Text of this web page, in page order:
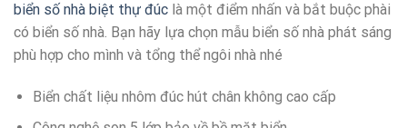
biển số nhà biệt thự đúc là một điểm nhấn và bắt buộc phài
có biển số nhà. Bạn hãy lựa chọn mẫu biển số nhà phát sáng
phù hợp cho mình và tổng thể ngôi nhà nhé
Biển chất liệu nhôm đúc hút chân không cao cấp